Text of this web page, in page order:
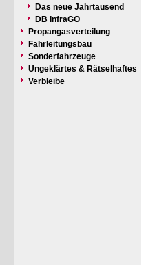
Das neue Jahrtausend
DB InfraGO
Propangasverteilung
Fahrleitungsbau
Sonderfahrzeuge
Ungeklärtes & Rätselhaftes
Verbleibe